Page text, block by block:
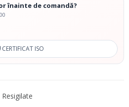
înainte de comandă?
CERTIFICAT ISO
Resigilate